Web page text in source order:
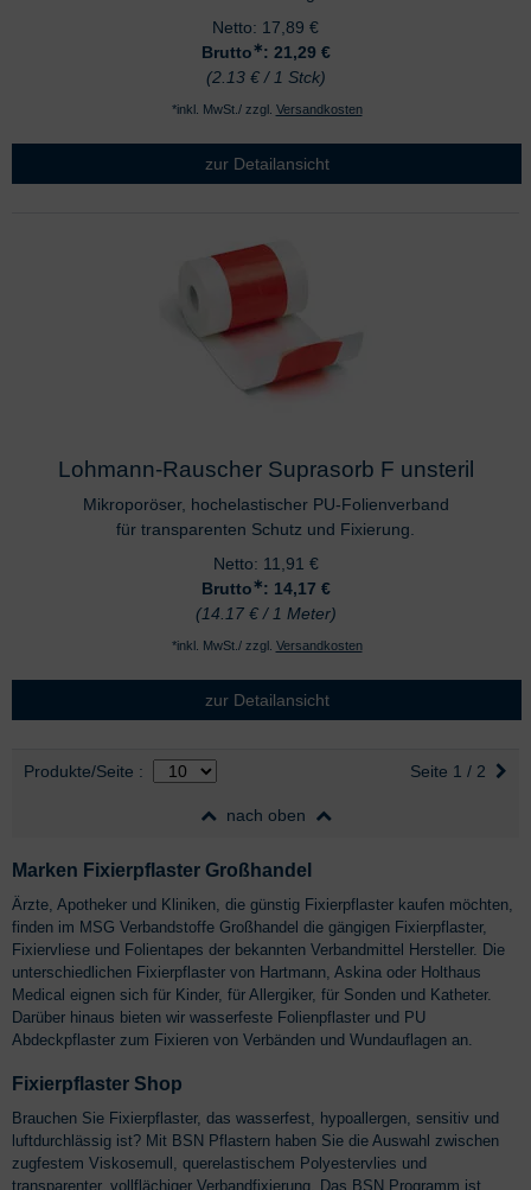
Netto: 17,89 €
Brutto∗: 21,29 €
(2.13 € / 1 Stck)
*inkl. MwSt./ zzgl. Versandkosten
zur Detailansicht
Lohmann-Rauscher Suprasorb F unsteril
Mikroporöser, hochelastischer PU-Folienverband
für transparenten Schutz und Fixierung.
Netto: 11,91 €
Brutto∗: 14,17 €
(14.17 € / 1 Meter)
*inkl. MwSt./ zzgl. Versandkosten
zur Detailansicht
Auswahl
Produkte/Seite nach Produktliste
:
nach oben
Seite 1 / 2
Marken Fixierpflaster Großhandel
Ärzte, Apotheker und Kliniken, die günstig Fixierpflaster kaufen möchten,
finden im MSG Verbandstoffe Großhandel die gängigen Fixierpflaster,
Fixiervliese und Folientapes der bekannten Verbandmittel Hersteller. Die
unterschiedlichen Fixierpflaster von Hartmann, Askina oder Holthaus
Medical eignen sich für Kinder, für Allergiker, für Sonden und Katheter.
Darüber hinaus bieten wir wasserfeste Folienpflaster und PU
Abdeckpflaster zum Fixieren von Verbänden und Wundauflagen an.
Fixierpflaster Shop
Brauchen Sie Fixierpflaster, das wasserfest, hypoallergen, sensitiv und
luftdurchlässig ist? Mit BSN Pflastern haben Sie die Auswahl zwischen
zugfestem Viskosemull, querelastischem Polyestervlies und
transparenter, vollflächiger Verbandfixierung. Das BSN Programm ist